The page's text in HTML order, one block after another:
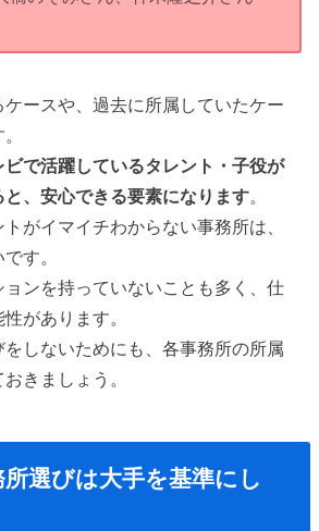
ースや、過去に所属していたケー
ビで活躍しているタレント・子役が
と、安心できる要素になります。
がイマイチわからない事務所は、
す。
ンを持っていないことも多く、仕
があります。
しないためにも、各事務所の所属
きましょう。
選びは大手を基準にし